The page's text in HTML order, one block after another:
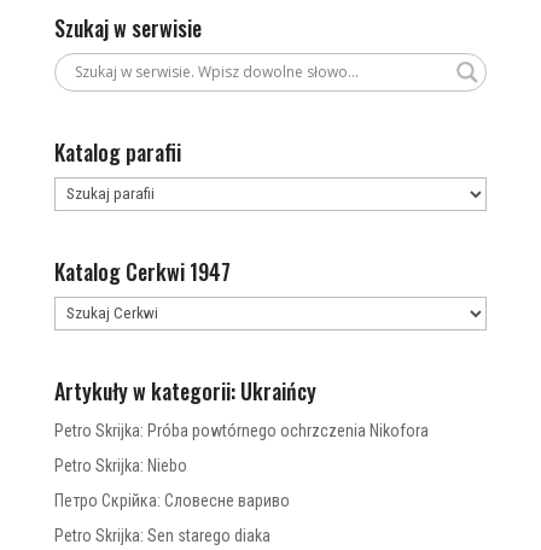
Szukaj w serwisie
Katalog parafii
Katalog Cerkwi 1947
Artykuły w kategorii: Ukraińcy
Petro Skrijka: Próba powtórnego ochrzczenia Nikofora
Petro Skrijka: Niebo
Петро Скрійка: Словесне вариво
Petro Skrijka: Sen starego diaka